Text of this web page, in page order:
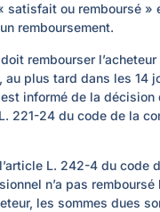
satisfait ou remboursé »
remboursement.
rembourser
au plus tard dans les 14
informé de la décision
221-24 du code de la
L. 242-4 du code
n’a pas remboursé
les sommes dues